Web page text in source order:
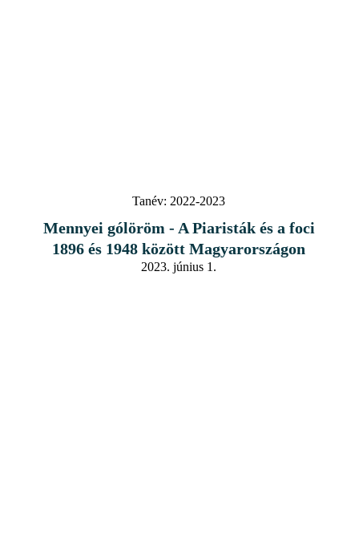
Tanév: 2022-2023
Mennyei gólöröm - A Piaristák és a foci
1896 és 1948 között Magyarországon
2023. június 1.